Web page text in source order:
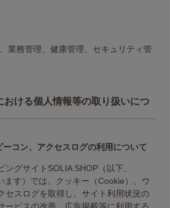
業務管理、健康管理、セキュリティ管
おける個人情報等の取り扱いにつ
コン、アクセスログの利用について
グサイトSOLIA SHOP（以下、
ます）では、クッキー（Cookie）、ウ
セスログを取得し、サイト利用状況の